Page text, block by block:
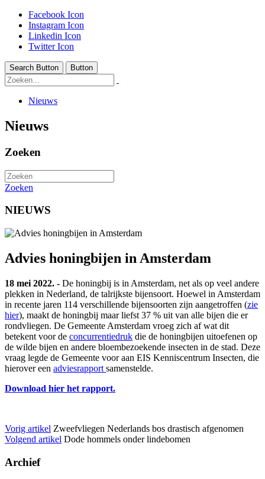
Facebook Icon
Instagram Icon
Linkedin Icon
Twitter Icon
Search Button Button
Nieuws
Nieuws
Zoeken
Zoeken
NIEUWS
Advies honingbijen in Amsterdam
18 mei 2022. - De honingbij is in Amsterdam, net als op veel andere
plekken in Nederland, de talrijkste bijensoort. Hoewel in Amsterdam
in recente jaren 114 verschillende bijensoorten zijn aangetroffen (zie
hier), maakt de honingbij maar liefst 37 % uit van alle bijen die er
rondvliegen. De Gemeente Amsterdam vroeg zich af wat dit
betekent voor de concurrentiedruk die de honingbijen uitoefenen op
de wilde bijen en andere bloembezoekende insecten in de stad. Deze
vraag legde de Gemeente voor aan EIS Kenniscentrum Insecten, die
hierover een adviesrapport samenstelde.
Download hier het rapport.
Vorig artikel Zweefvliegen Nederlands bos drastisch afgenomen
Volgend artikel Dode hommels onder lindebomen
Archief